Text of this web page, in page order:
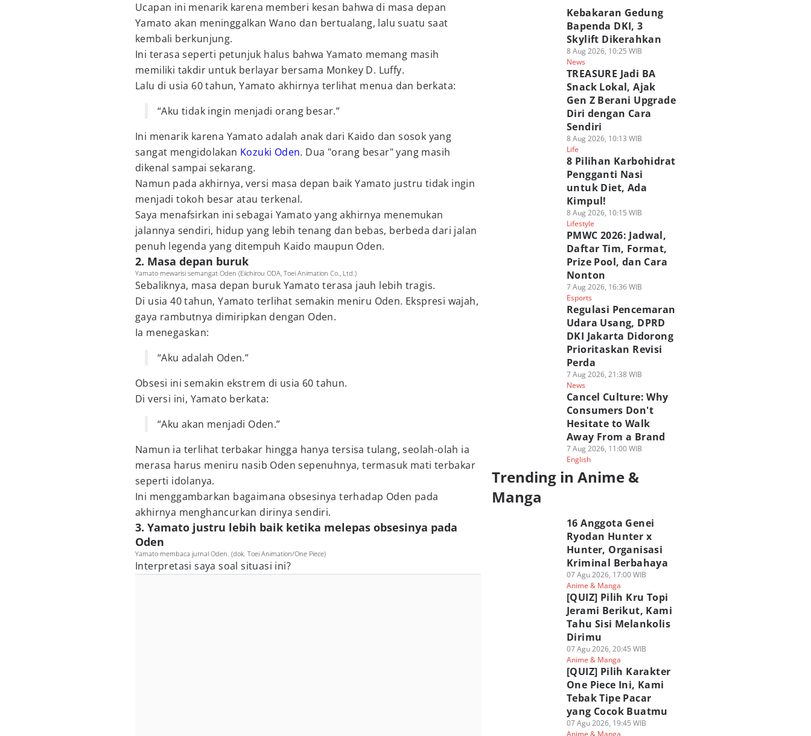
Ucapan ini menarik karena memberi kesan bahwa di masa depan
Yamato akan meninggalkan Wano dan bertualang, lalu suatu saat
kembali berkunjung.
Ini terasa seperti petunjuk halus bahwa Yamato memang masih
memiliki takdir untuk berlayar bersama Monkey D. Luffy.
Lalu di usia 60 tahun, Yamato akhirnya terlihat menua dan berkata:
“Aku tidak ingin menjadi orang besar.”
Ini menarik karena Yamato adalah anak dari Kaido dan sosok yang
sangat mengidolakan Kozuki Oden. Dua "orang besar" yang masih
dikenal sampai sekarang.
Namun pada akhirnya, versi masa depan baik Yamato justru tidak ingin
menjadi tokoh besar atau terkenal.
Saya menafsirkan ini sebagai Yamato yang akhirnya menemukan
jalannya sendiri, hidup yang lebih tenang dan bebas, berbeda dari jalan
penuh legenda yang ditempuh Kaido maupun Oden.
2. Masa depan buruk
Yamato mewarisi semangat Oden (Eiichirou ODA, Toei Animation Co., Ltd.)
Sebaliknya, masa depan buruk Yamato terasa jauh lebih tragis.
Di usia 40 tahun, Yamato terlihat semakin meniru Oden. Ekspresi wajah,
gaya rambutnya dimiripkan dengan Oden.
Ia menegaskan:
“Aku adalah Oden.”
Obsesi ini semakin ekstrem di usia 60 tahun.
Di versi ini, Yamato berkata:
“Aku akan menjadi Oden.”
Namun ia terlihat terbakar hingga hanya tersisa tulang, seolah-olah ia
merasa harus meniru nasib Oden sepenuhnya, termasuk mati terbakar
seperti idolanya.
Ini menggambarkan bagaimana obsesinya terhadap Oden pada
akhirnya menghancurkan dirinya sendiri.
3. Yamato justru lebih baik ketika melepas obsesinya pada
Oden
Yamato membaca jurnal Oden. (dok. Toei Animation/One Piece)
Interpretasi saya soal situasi ini?
Kebakaran Gedung
Bapenda DKI, 3
Skylift Dikerahkan
8 Aug 2026, 10:25 WIB
News
TREASURE Jadi BA
Snack Lokal, Ajak
Gen Z Berani Upgrade
Diri dengan Cara
Sendiri
8 Aug 2026, 10:13 WIB
Life
8 Pilihan Karbohidrat
Pengganti Nasi
untuk Diet, Ada
Kimpul!
8 Aug 2026, 10:15 WIB
Lifestyle
PMWC 2026: Jadwal,
Daftar Tim, Format,
Prize Pool, dan Cara
Nonton
7 Aug 2026, 16:36 WIB
Esports
Regulasi Pencemaran
Udara Usang, DPRD
DKI Jakarta Didorong
Prioritaskan Revisi
Perda
7 Aug 2026, 21:38 WIB
News
Cancel Culture: Why
Consumers Don't
Hesitate to Walk
Away From a Brand
7 Aug 2026, 11:00 WIB
English
Trending in Anime &
Manga
16 Anggota Genei
Ryodan Hunter x
Hunter, Organisasi
Kriminal Berbahaya
07 Agu 2026, 17:00 WIB
Anime & Manga
[QUIZ] Pilih Kru Topi
Jerami Berikut, Kami
Tahu Sisi Melankolis
Dirimu
07 Agu 2026, 20:45 WIB
Anime & Manga
[QUIZ] Pilih Karakter
One Piece Ini, Kami
Tebak Tipe Pacar
yang Cocok Buatmu
07 Agu 2026, 19:45 WIB
Anime & Manga